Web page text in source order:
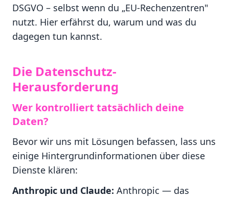
DSGVO – selbst wenn du „EU-Rechenzentren"
nutzt. Hier erfährst du, warum und was du
dagegen tun kannst.
Die Datenschutz-
Herausforderung
Wer kontrolliert tatsächlich deine
Daten?
Bevor wir uns mit Lösungen befassen, lass uns
einige Hintergrundinformationen über diese
Dienste klären:
Anthropic und Claude: Anthropic — das